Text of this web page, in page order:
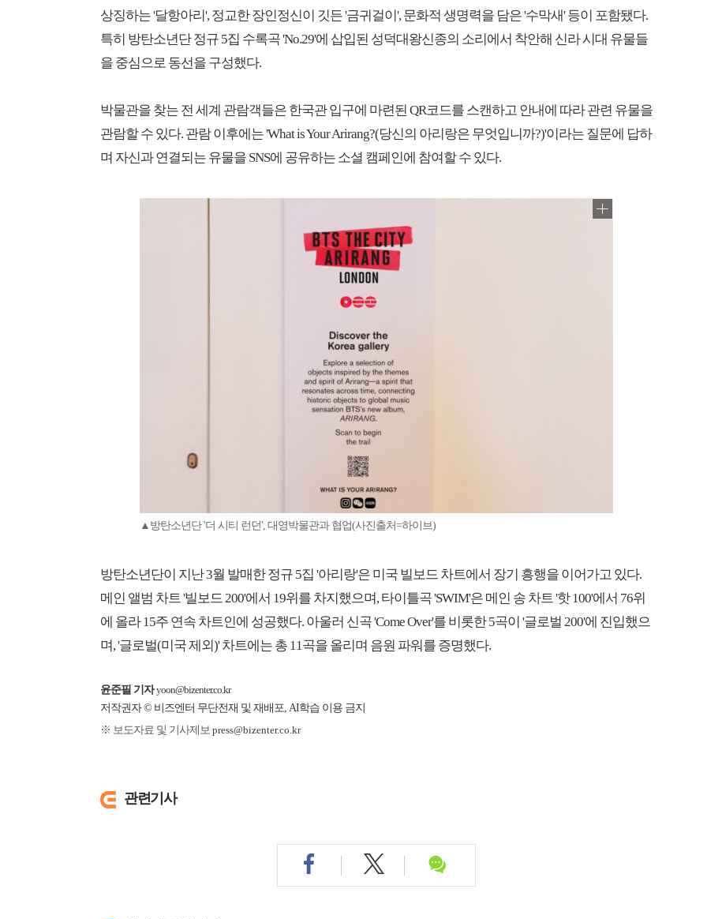
상징하는 '달항아리', 정교한 장인정신이 깃든 '금귀걸이', 문화적 생명력을 담은 '수막새' 등이 포함됐다.
특히 방탄소년단 정규 5집 수록곡 'No.29'에 삽입된 성덕대왕신종의 소리에서 착안해 신라 시대 유물들
을 중심으로 동선을 구성했다.
박물관을 찾는 전 세계 관람객들은 한국관 입구에 마련된 QR코드를 스캔하고 안내에 따라 관련 유물을
관람할 수 있다. 관람 이후에는 'What is Your Arirang?(당신의 아리랑은 무엇입니까?)'이라는 질문에 답하
며 자신과 연결되는 유물을 SNS에 공유하는 소셜 캠페인에 참여할 수 있다.
▲방탄소년단 '더 시티 런던', 대영박물관과 협업(사진출처=하이브)
방탄소년단이 지난 3월 발매한 정규 5집 '아리랑'은 미국 빌보드 차트에서 장기 흥행을 이어가고 있다.
메인 앨범 차트 '빌보드 200'에서 19위를 차지했으며, 타이틀곡 'SWIM'은 메인 송 차트 '핫 100'에서 76위
에 올라 15주 연속 차트인에 성공했다. 아울러 신곡 'Come Over'를 비롯한 5곡이 '글로벌 200'에 진입했으
며, '글로벌(미국 제외)' 차트에는 총 11곡을 올리며 음원 파워를 증명했다.
윤준필 기자 yoon@bizenter.co.kr
저작권자 © 비즈엔터 무단전재 및 재배포, AI학습 이용 금지
※ 보도자료 및 기사제보 press@bizenter.co.kr
관련기사